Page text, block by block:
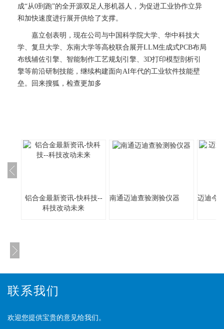
成“从0到跑”的全开源双足人形机器人，为促进工业协作立异
和加快速度进行展开供给了支撑。
嘉立创表明，现在公司与中国科学院大学、华中科技大
学、复旦大学、东南大学等高校联合展开LLM生成式PCB布局
布线辅佐引擎、智能制作工艺规划引擎、3D打印模型剖析引
擎等前沿研制技能，继续构建面向AI年代的工业软件技能壁
垒。回来搜狐，检查更加多
铝合金最新资讯-快科技--
科技改动未来
南通迈迪查验测验仪器 迈迪今
联系我们
欢迎您提供宝贵的意见给我们。